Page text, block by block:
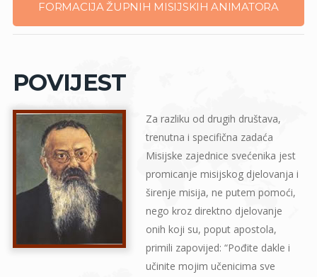
FORMACIJA ŽUPNIH MISIJSKIH ANIMATORA
POVIJEST
Za razliku od drugih društava,
trenutna i specifična zadaća
Misijske zajednice svećenika jest
promicanje misijskog djelovanja i
širenje misija, ne putem pomoći,
nego kroz direktno djelovanje
onih koji su, poput apostola,
primili zapovijed: “Pođite dakle i
učinite mojim učenicima sve